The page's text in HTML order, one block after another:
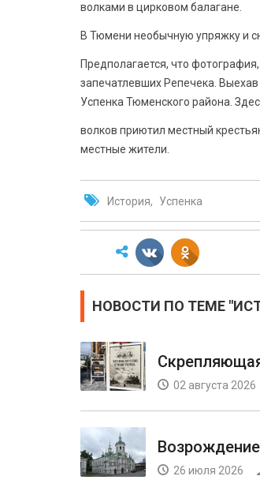
волками в цирковом балагане.
В Тюмени необычную упряжку и
Предполагается, что
запечатлевших Репечека.
Успенка Тюменского района.
волков приютил местный
местные жители.
История Успенка
НОВОСТИ ПО ТЕМЕ
02 августа 2026
26 июля 2026